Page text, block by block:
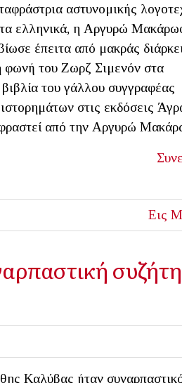
αστυνομικής
ελληνικά, η Αργυρώ
έπειτα από μακράς
φωνή του Ζωρζ Σιμενόν στα
του γάλλου συγγραφέας
στις εκδόσεις
από την Αργυρώ
Εις
Καλύβας ήταν